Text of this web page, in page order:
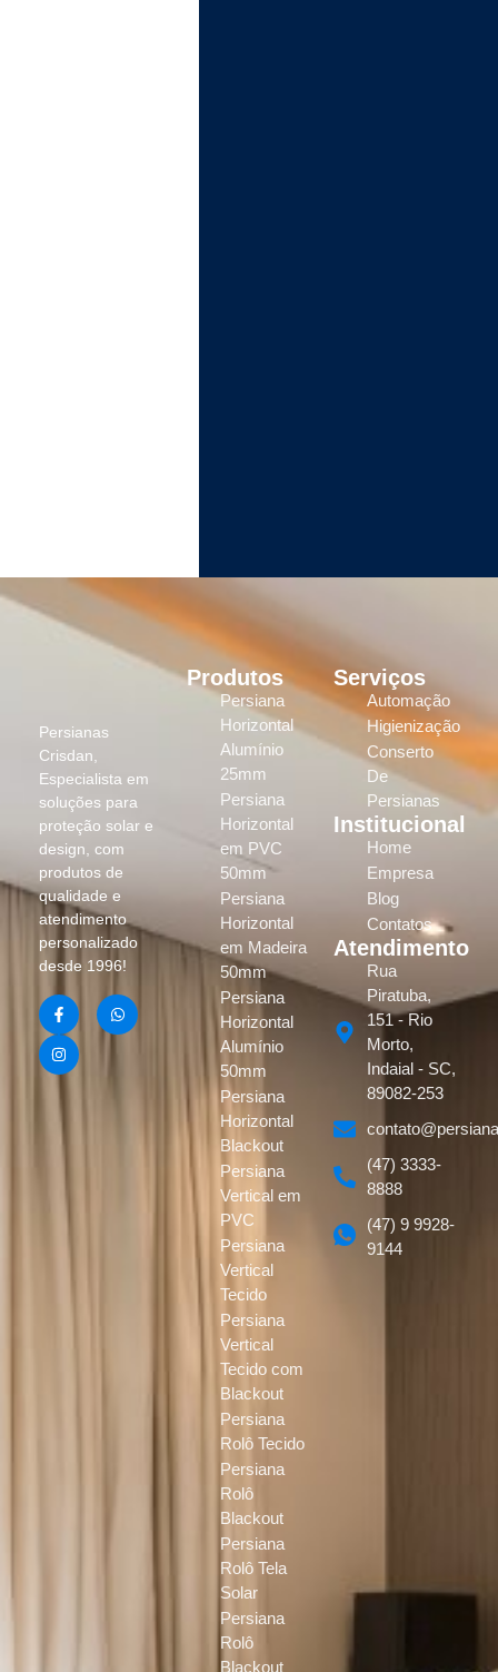
Persianas
Crisdan,
Especialista em
soluções para
proteção solar e
design, com
produtos de
qualidade e
atendimento
personalizado
desde 1996!
Produtos
Persiana
Horizontal
Alumínio
25mm
Persiana
Horizontal
em PVC
50mm
Persiana
Horizontal
em Madeira
50mm
Persiana
Horizontal
Alumínio
50mm
Persiana
Horizontal
Blackout
Persiana
Vertical em
PVC
Persiana
Vertical
Tecido
Persiana
Vertical
Tecido com
Blackout
Persiana
Rolô Tecido
Persiana
Rolô
Blackout
Persiana
Rolô Tela
Solar
Persiana
Rolô
Blackout
Serviços
Automação
Higienização
Conserto
De
Persianas
Institucional
Home
Empresa
Blog
Contatos
Atendimento
Rua
Piratuba,
151 - Rio
Morto,
Indaial - SC,
89082-253
(47) 3333-
8888
(47) 9 9928-
9144